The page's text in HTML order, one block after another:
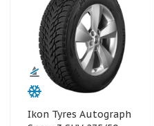
Ikon Tyres Autograph